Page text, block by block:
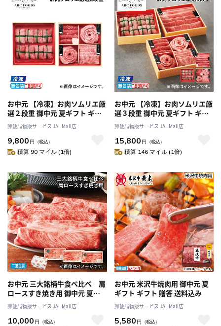
お中元 【冷凍】お肉ソムリエ厳
選２段重 御中元 夏ギフト ギフ
ト 贈答 プレゼント 送料込み
郵便局物販サービス JAL Mall店
9,800 円 （税込）
積算 90 マイル (1倍)
お中元 【冷凍】お肉ソムリエ厳
選３段重 御中元 夏ギフト ギフ
ト 贈答 プレゼント 送料込み
郵便局物販サービス JAL Mall店
15,800 円 （税込）
積算 146 マイル (1倍)
お中元 三大銘柄牛食べ比べ 肩
ロースすき焼き用 御中元 夏ギ
フト ギフト 贈答 プレゼント 送
料込み
郵便局物販サービス JAL Mall店
10,000 円 （税込）
お中元 米沢牛焼肉用 御中元 夏
ギフト ギフト 贈答 送料込み
郵便局物販サービス JAL Mall店
5,580 円 （税込）